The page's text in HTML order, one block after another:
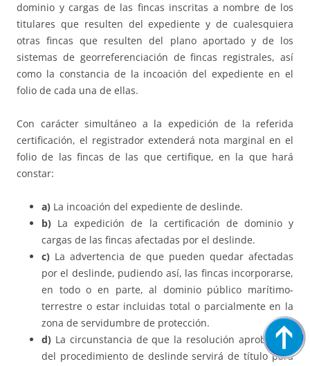
dominio y cargas de las fincas inscritas a nombre de los
titulares que resulten del expediente y de cualesquiera
otras fincas que resulten del plano aportado y de los
sistemas de georreferenciación de fincas registrales, así
como la constancia de la incoación del expediente en el
folio de cada una de ellas.
Con carácter simultáneo a la expedición de la referida
certificación, el registrador extenderá nota marginal en el
folio de las fincas de las que certifique, en la que hará
constar:
a) La incoación del expediente de deslinde.
b) La expedición de la certificación de dominio y
cargas de las fincas afectadas por el deslinde.
c) La advertencia de que pueden quedar afectadas
por el deslinde, pudiendo así, las fincas incorporarse,
en todo o en parte, al dominio público marítimo-
terrestre o estar incluidas total o parcialmente en la
zona de servidumbre de protección.
d) La circunstancia de que la resolución aprobatoria
del procedimiento de deslinde servirá de título para